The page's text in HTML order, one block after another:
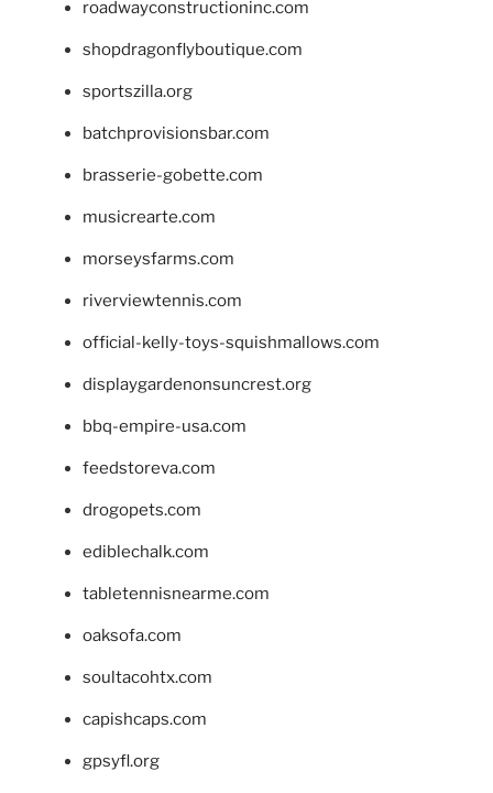
roadwayconstructioninc.com
shopdragonflyboutique.com
sportszilla.org
batchprovisionsbar.com
brasserie-gobette.com
musicrearte.com
morseysfarms.com
riverviewtennis.com
official-kelly-toys-squishmallows.com
displaygardenonsuncrest.org
bbq-empire-usa.com
feedstoreva.com
drogopets.com
ediblechalk.com
tabletennisnearme.com
oaksofa.com
soultacohtx.com
capishcaps.com
gpsyfl.org